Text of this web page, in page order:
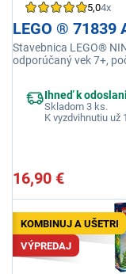
5,04x
LEGO ® 71839
Stavebnica LEGO®
odporúčaný vek 7+,
Ihneď k
Skladom 3 ks.
K vyzdvihnutiu už
16,90 €
KOMBINUJ A UŠETRI
VÝPREDAJ